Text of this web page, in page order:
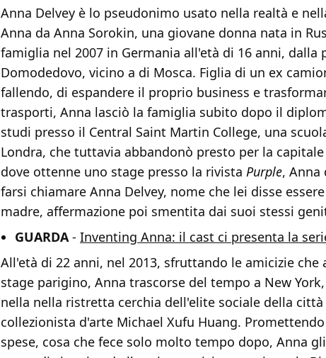
Anna Delvey è lo pseudonimo usato nella realtà e
Anna da Anna Sorokin, una giovane donna nata in
famiglia nel 2007 in Germania all'età di 16 anni, dalla
Domodedovo, vicino a di Mosca. Figlia di un ex
fallendo, di espandere il proprio business e
trasporti, Anna lasciò la famiglia subito dopo il
studi presso il Central Saint Martin College, una
Londra, che tuttavia abbandonò presto per la
dove ottenne uno stage presso la rivista Purple, Anna
farsi chiamare Anna Delvey, nome che lei disse
madre, affermazione poi smentita dai suoi stessi
GUARDA- Inventing Anna: il cast ci presenta la
All'età di 22 anni, nel 2013, sfruttando le amicizie che
stage parigino, Anna trascorse del tempo a New
nella nella ristretta cerchia dell'elite sociale della
collezionista d'arte Michael Xufu Huang.
spese, cosa che fece solo molto tempo dopo, Anna